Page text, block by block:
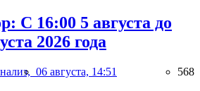
С 16:00 5 августа до
2026 года
06 августа, 14:51 568